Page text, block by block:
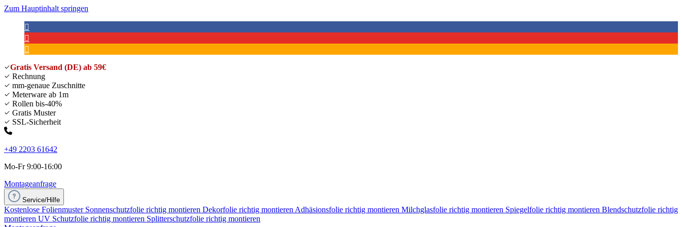
Zum Hauptinhalt springen
Gratis Versand (DE) ab 59€
Rechnung
mm-genaue Zuschnitte
Meterware ab 1m
Rollen bis-40%
Gratis Muster
SSL-Sicherheit
+49 2203 61642
Mo-Fr 9:00-16:00
Montageanfrage
Service/Hilfe
Kostenlose Folienmuster Sonnenschutzfolie richtig montieren Dekorfolie richtig montieren Adhäsionsfolie richtig montieren Milchglasfolie richtig montieren Spiegelfolie richtig montieren Blendschutzfolie richtig
montieren UV Schutzfolie richtig montieren Splitterschutzfolie richtig montieren